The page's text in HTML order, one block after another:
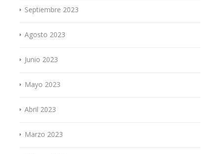
Septiembre 2023
Agosto 2023
Junio 2023
Mayo 2023
Abril 2023
Marzo 2023